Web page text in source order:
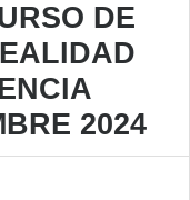
DE
2024